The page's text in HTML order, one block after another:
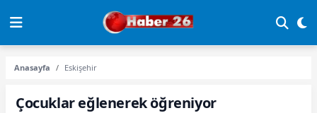
Anasayfa Eskişehir
Çocuklar eğlenerek öğreniyor